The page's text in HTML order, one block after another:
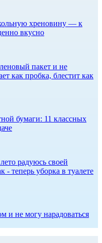
хреновину — к
вкусно
пакет и не
как пробка, блестит как
бумаги: 11 классных
радуюсь своей
- теперь уборка в туалете
и не могу нарадоваться